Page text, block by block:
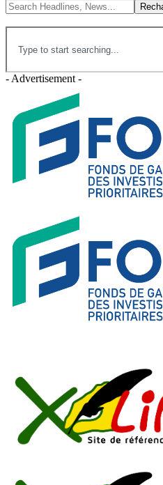
- Advertisement -